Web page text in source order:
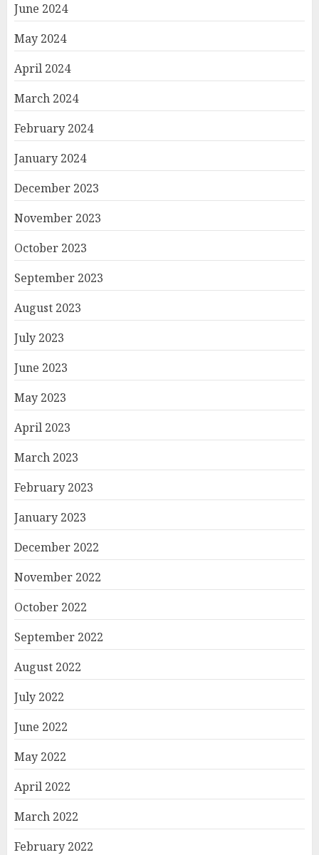
June 2024
May 2024
April 2024
March 2024
February 2024
January 2024
December 2023
November 2023
October 2023
September 2023
August 2023
July 2023
June 2023
May 2023
April 2023
March 2023
February 2023
January 2023
December 2022
November 2022
October 2022
September 2022
August 2022
July 2022
June 2022
May 2022
April 2022
March 2022
February 2022